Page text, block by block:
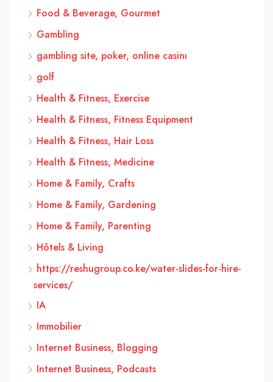
Food & Beverage, Gourmet
Gambling
gambling site, poker, online casinı
golf
Health & Fitness, Exercise
Health & Fitness, Fitness Equipment
Health & Fitness, Hair Loss
Health & Fitness, Medicine
Home & Family, Crafts
Home & Family, Gardening
Home & Family, Parenting
Hôtels & Living
https://reshugroup.co.ke/water-slides-for-hire-
services/
IA
Immobilier
Internet Business, Blogging
Internet Business, Podcasts